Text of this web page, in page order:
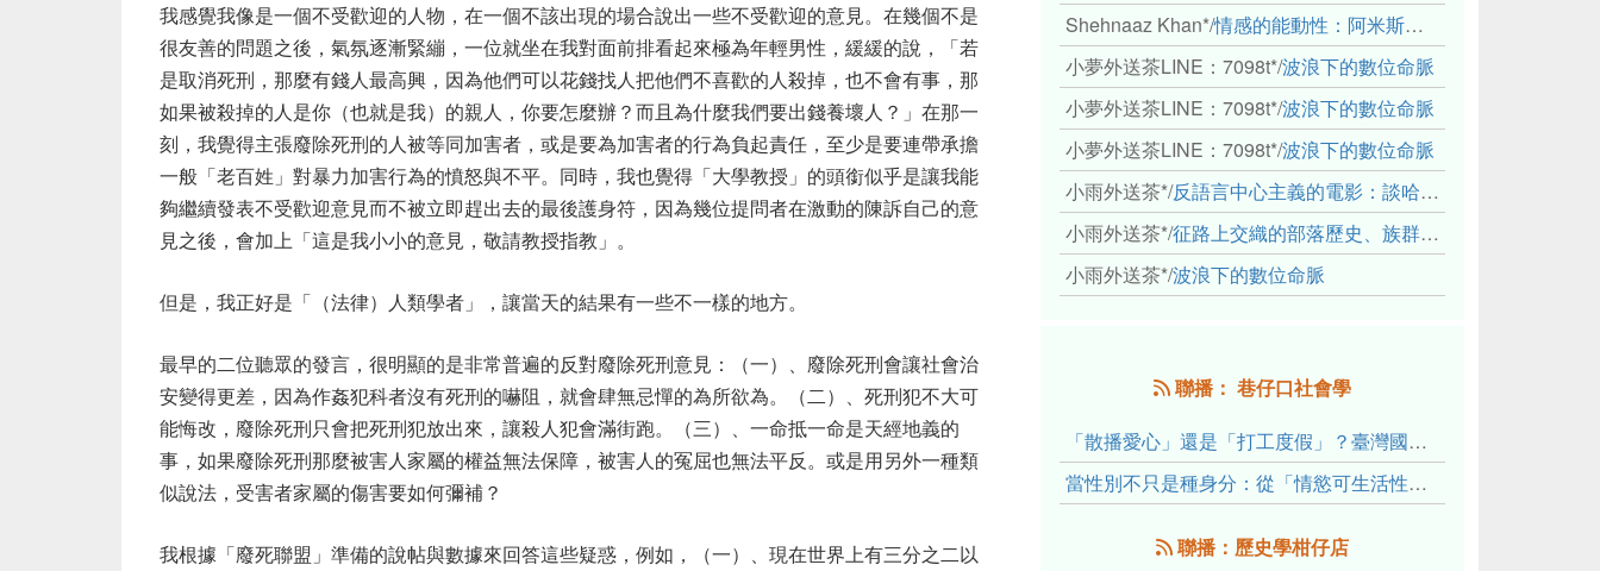
我感覺我像是一個不受歡迎的人物，在一個不該出現的場合說出一些不受歡迎的意見。在幾個不是
很友善的問題之後，氣氛逐漸緊繃，一位就坐在我對面前排看起來極為年輕男性，緩緩的說，「若
是取消死刑，那麼有錢人最高興，因為他們可以花錢找人把他們不喜歡的人殺掉，也不會有事，那
如果被殺掉的人是你（也就是我）的親人，你要怎麼辦？而且為什麼我們要出錢養壞人？」在那一
刻，我覺得主張廢除死刑的人被等同加害者，或是要為加害者的行為負起責任，至少是要連帶承擔
一般「老百姓」對暴力加害行為的憤怒與不平。同時，我也覺得「大學教授」的頭銜似乎是讓我能
夠繼續發表不受歡迎意見而不被立即趕出去的最後護身符，因為幾位提問者在激動的陳訴自己的意
見之後，會加上「這是我小小的意見，敬請教授指教」。
但是，我正好是「（法律）人類學者」，讓當天的結果有一些不一樣的地方。
最早的二位聽眾的發言，很明顯的是非常普遍的反對廢除死刑意見：（一）、廢除死刑會讓社會治
安變得更差，因為作姦犯科者沒有死刑的嚇阻，就會肆無忌憚的為所欲為。（二）、死刑犯不大可
能悔改，廢除死刑只會把死刑犯放出來，讓殺人犯會滿街跑。（三）、一命抵一命是天經地義的
事，如果廢除死刑那麼被害人家屬的權益無法保障，被害人的冤屈也無法平反。或是用另外一種類
似說法，受害者家屬的傷害要如何彌補？
我根據「廢死聯盟」準備的說帖與數據來回答這些疑惑，例如，（一）、現在世界上有三分之二以
Shehnaaz Khan*/情感的能動性：阿米斯音樂節的「對話觀察」
小夢外送茶LINE：7098t*/波浪下的數位命脈
小夢外送茶LINE：7098t*/波浪下的數位命脈
小夢外送茶LINE：7098t*/波浪下的數位命脈
小雨外送茶*/反語言中心主義的電影：談哈佛感官民族誌實驗室
小雨外送茶*/征路上交織的部落歷史、族群與國家邊界敘事： 《路有多長》、《高砂的翅膀》、《檔案／李光輝》
小雨外送茶*/波浪下的數位命脈
聯播： 巷仔口社會學
「散播愛心」還是「打工度假」？臺灣國內與跨國捐卵的利他修辭、金錢動機與身體代價
當性別不只是種身分：從「情慾可生活性」理解跨性別者的身體、慾望與認同探索
聯播：歷史學柑仔店